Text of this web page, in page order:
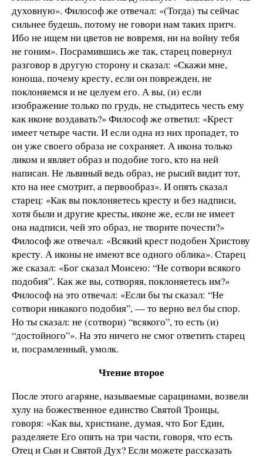
духовную». Философ же отвечал: «(Тогда) ты сейчас
сильнее будешь, потому не говори нам таких притч.
Ибо не ищем ни цветов не вовремя, ни на войну тебя
не гоним». Посрамившись же так, старец повернул
разговор в другую сторону и сказал: «Скажи мне,
юноша, почему кресту, если он поврежден, не
поклоняемся и не целуем его. А вы, (и) если
изображение только по грудь, не стыдитесь честь ему
как иконе воздавать?» Философ же ответил: «Крест
имеет четыре части. И если одна из них пропадет, то
он уже своего образа не сохраняет. А икона только
ликом и являет образ и подобие того, кто на ней
написан. Не львиный ведь образ, не рысий видит тот,
кто на нее смотрит, а первообраз». И опять сказал
старец: «Как вы поклоняетесь кресту и без надписи,
хотя были и другие кресты, иконе же, если не имеет
она надписи, чей это образ, не творите почести?»
Философ же отвечал: «Всякий крест подобен Христову
кресту. А иконы не имеют все одного облика». Старец
же сказал: «Бог сказал Моисею: “Не сотвори всякого
подобия”. Как же вы, сотворяя, поклоняетесь им?»
Философ на это отвечал: «Если бы ты сказал: “Не
сотвори никакого подобия”, — то верно вел бы спор.
Но ты сказал: не (сотвори) “всякого”, то есть (и)
“достойного”». На это ничего не смог ответить старец
и, посрамленный, умолк.
Чтение второе
После этого агаряне, называемые сарацинами, возвели
хулу на божественное единство Святой Троицы,
говоря: «Как вы, христиане, думая, что Бог Един,
разделяете Его опять на три части, говоря, что есть
Отец и Сын и Святой Дух? Если можете рассказать